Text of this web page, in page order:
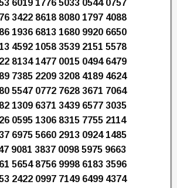
6019 1776 5033 0544 0757
3422 8618 8080 1797 4088
1936 6813 1680 9920 6650
4592 1058 3539 2151 5578
8134 1477 0015 0494 6479
7385 2209 3208 4189 4624
5547 0772 7628 3671 7064
1309 6371 3439 6577 3035
0595 1306 8315 7755 2114
6975 5660 2913 0924 1485
9081 3837 0098 5975 9663
5654 8756 9998 6183 3596
2422 0997 7149 6499 4374